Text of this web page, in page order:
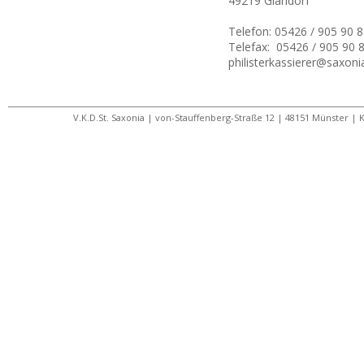
Telefon: 05426 / 905 90
Telefax: 05426 / 905 90
V.K.D.St. Saxonia | von-Stauffenberg-Straße 12 | 48151 Münster |